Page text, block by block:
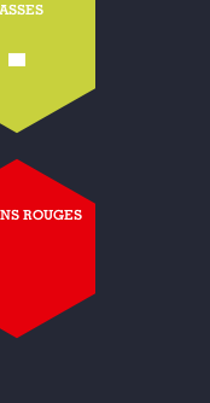
-
ROUGES